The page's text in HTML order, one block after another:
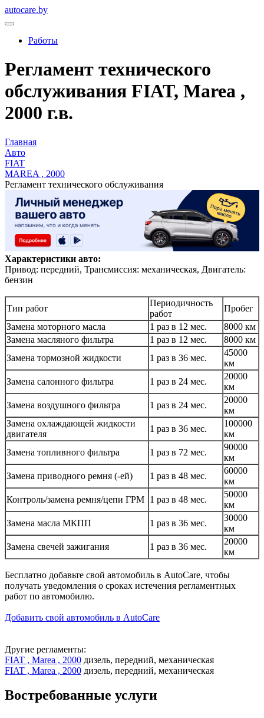
autocare.by
Работы
Регламент технического
обслуживания FIAT, Marea ,
2000 г.в.
Главная
Авто
FIAT
MAREA , 2000
Регламент технического обслуживания
Характеристики авто:
Привод: передний, Трансмиссия: механическая, Двигатель:
бензин
Тип работ
Периодичность
работ
Пробег
Замена моторного масла
1 раз в 12 мес.
8000 км
Замена масляного фильтра
1 раз в 12 мес.
8000 км
Замена тормозной жидкости
1 раз в 36 мес.
45000
км
Замена салонного фильтра
1 раз в 24 мес.
20000
км
Замена воздушного фильтра
1 раз в 24 мес.
20000
км
Замена охлаждающей жидкости
двигателя
1 раз в 36 мес.
100000
км
Замена топливного фильтра
1 раз в 72 мес.
90000
км
Замена приводного ремня (-ей)
1 раз в 48 мес.
60000
км
Контроль/замена ремня/цепи ГРМ 1 раз в 48 мес.
50000
км
Замена масла МКПП
1 раз в 36 мес.
30000
км
Замена свечей зажигания
1 раз в 36 мес.
20000
км
Бесплатно добавьте свой автомобиль в AutoCare, чтобы
получать уведомления о сроках истечения регламентных
работ по автомобилю.
Добавить свой автомобиль в AutoCare
Другие регламенты:
FIAT , Marea , 2000 дизель, передний, механическая
FIAT , Marea , 2000 дизель, передний, механическая
Востребованные услуги